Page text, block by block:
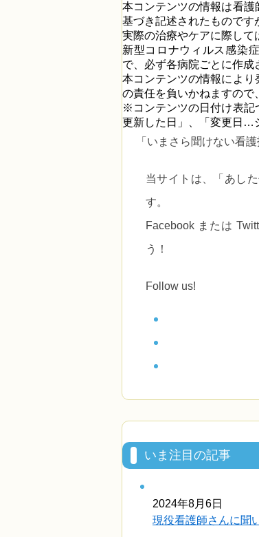
本コンテンツの情報は看
基づき記述されたものです
実際の治療やケアに際して
新型コロナウィルス感染
で、必ず各病院ごとに作成
本コンテンツの情報によ
の責任を負いかねますので
※コンテンツの日付け表
更新した日」、「変更日…
「いまさら聞けない看
当サイトは、 「あし
す。
Facebook または
う！
Follow us!
いま注目の記事
2024年8月6日
現役看護師さんに聞